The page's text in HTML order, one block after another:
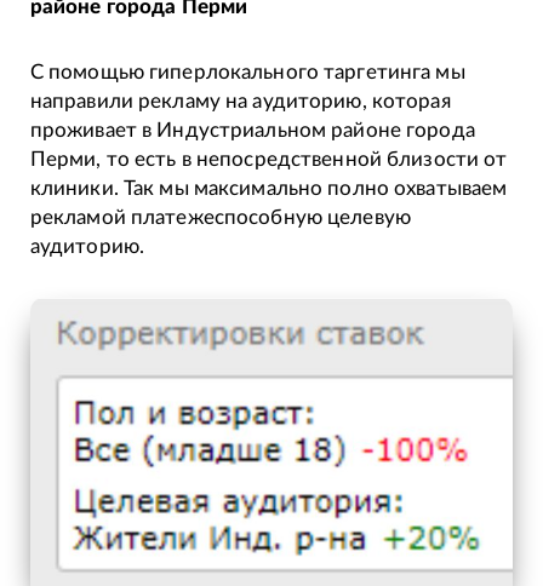
районе города Перми
С помощью гиперлокального таргетинга мы
направили рекламу на аудиторию, которая
проживает в Индустриальном районе города
Перми, то есть в непосредственной близости от
клиники. Так мы максимально полно охватываем
рекламой платежеспособную целевую
аудиторию.